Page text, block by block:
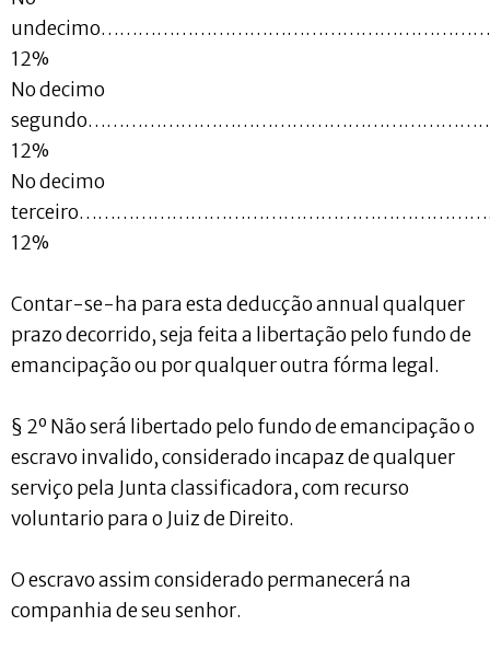
12%
No decimo
12%
No decimo
12%
Contar-se-ha para esta deducção annual qualquer
prazo decorrido, seja feita a libertação pelo fundo de
emancipação ou por qualquer outra fórma legal.
§ 2º Não será libertado pelo fundo de emancipação o
escravo invalido, considerado incapaz de qualquer
serviço pela Junta classificadora, com recurso
voluntario para o Juiz de Direito.
O escravo assim considerado permanecerá na
companhia de seu senhor.